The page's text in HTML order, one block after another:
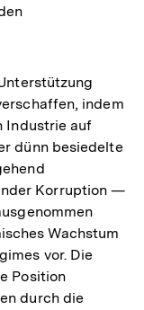
indem
Industrie auf
dünn besiedelte
Korruption —
Wachstum
vor. Die
Position
durch die